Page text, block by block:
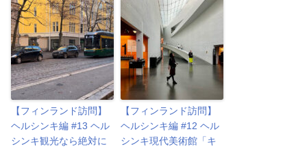
【フィンランド訪問】
ヘルシンキ編 #13 ヘル
シンキ観光なら絶対に
【フィンランド訪問】
ヘルシンキ編 #12 ヘル
シンキ現代美術館「キ